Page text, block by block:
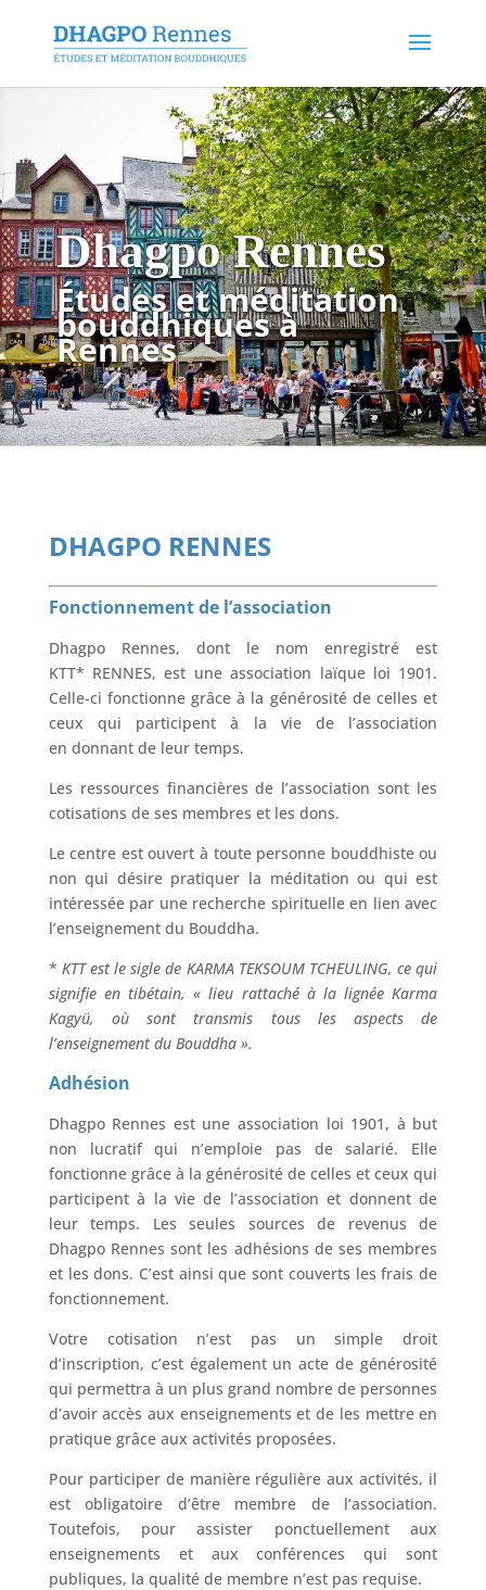
Dhagpo Rennes
Études et méditation
bouddhiques à
Rennes
DHAGPO RENNES
Fonctionnement de l’association
Dhagpo Rennes, dont le nom enregistré est
KTT* RENNES, est une association laïque loi 1901.
Celle-ci fonctionne grâce à la générosité de celles et
ceux qui participent à la vie de l’association
en donnant de leur temps.
Les ressources financières de l’association sont les
cotisations de ses membres et les dons.
Le centre est ouvert à toute personne bouddhiste ou
non qui désire pratiquer la méditation ou qui est
intéressée par une recherche spirituelle en lien avec
l’enseignement du Bouddha.
* KTT est le sigle de KARMA TEKSOUM TCHEULING, ce qui
signifie en tibétain, « lieu rattaché à la lignée Karma
Kagyü, où sont transmis tous les aspects de
l’enseignement du Bouddha ».
Adhésion
Dhagpo Rennes est une association loi 1901, à but
non lucratif qui n’emploie pas de salarié. Elle
fonctionne grâce à la générosité de celles et ceux qui
participent à la vie de l’association et donnent de
leur temps. Les seules sources de revenus de
Dhagpo Rennes sont les adhésions de ses membres
et les dons. C’est ainsi que sont couverts les frais de
fonctionnement.
Votre cotisation n’est pas un simple droit
d’inscription, c’est également un acte de générosité
qui permettra à un plus grand nombre de personnes
d’avoir accès aux enseignements et de les mettre en
pratique grâce aux activités proposées.
Pour participer de manière régulière aux activités, il
est obligatoire d’être membre de l’association.
Toutefois, pour assister ponctuellement aux
enseignements et aux conférences qui sont
publiques, la qualité de membre n’est pas requise.